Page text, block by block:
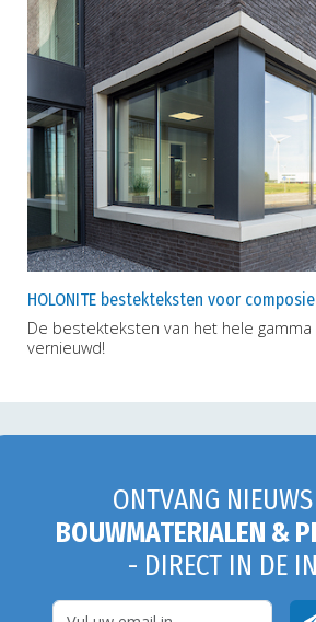
HOLONITE bestekteksten voor
De bestekteksten van het hele gamma
vernieuwd!
ONTVANG
BOUWMATERIALEN &
- DIRECT IN DE